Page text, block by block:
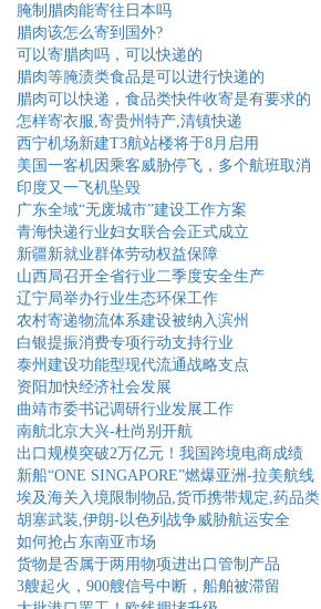
腌制腊肉能寄往日本吗
腊肉该怎么寄到国外?
可以寄腊肉吗，可以快递的
腊肉等腌渍类食品是可以进行快递的
腊肉可以快递，食品类快件收寄是有要求的
怎样寄衣服,寄贵州特产,清镇快递
西宁机场新建T3航站楼将于8月启用
美国一客机因乘客威胁停飞，多个航班取消
印度又一飞机坠毁
广东全域“无废城市”建设工作方案
青海快递行业妇女联合会正式成立
新疆新就业群体劳动权益保障
山西局召开全省行业二季度安全生产
辽宁局举办行业生态环保工作
农村寄递物流体系建设被纳入滨州
白银提振消费专项行动支持行业
泰州建设功能型现代流通战略支点
资阳加快经济社会发展
曲靖市委书记调研行业发展工作
南航北京大兴-杜尚别开航
出口规模突破2万亿元！我国跨境电商成绩
新船“ONE SINGAPORE”燃爆亚洲-拉美航线
埃及海关入境限制物品,货币携带规定,药品类
胡塞武装,伊朗-以色列战争威胁航运安全
如何抢占东南亚市场
货物是否属于两用物项进出口管制产品
3艘起火，900艘信号中断，船舶被滞留